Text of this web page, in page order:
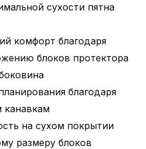
сухости пятна
комфорт благодаря
блоков протектора
благодаря
на сухом покрытии
размеру блоков